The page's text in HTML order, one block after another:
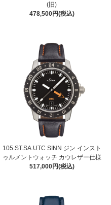
(旧)
478,500円(税込)
105.ST.SA.UTC SINN ジン インスト
ゥルメントウォッチ カウレザー仕様
517,000円(税込)